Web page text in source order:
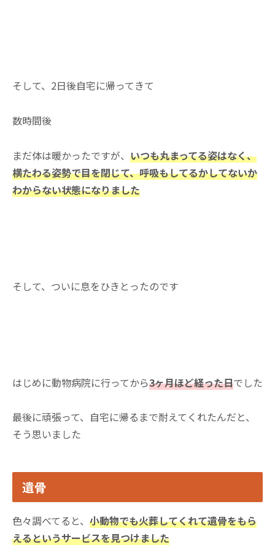
そして、2日後自宅に帰ってきて
数時間後
まだ体は暖かったですが、 いつも丸まってる姿はなく、
横たわる姿勢で目を閉じて、呼吸もしてるかしてないか
わからない状態になりました
そして、ついに息をひきとったのです
はじめに動物病院に行ってから3ヶ月ほど経った日でした
最後に頑張って、自宅に帰るまで耐えてくれたんだと、
そう思いました
遺骨
色々調べてると、 小動物でも火葬してくれて遺骨をもら
えるというサービスを見つけました